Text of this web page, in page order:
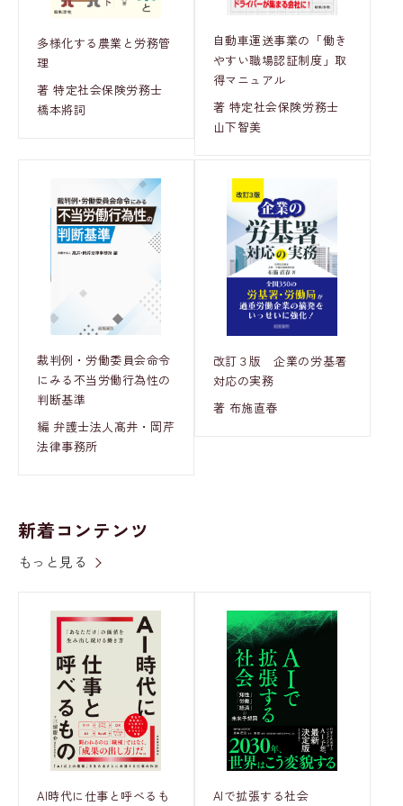
多様化する農業と労務管
理
著 特定社会保険労務士
橋本將詞
自動車運送事業の「働き
やすい職場認証制度」取
得マニュアル
著 特定社会保険労務士
山下智美
裁判例・労働委員会命令
にみる不当労働行為性の
判断基準
編 弁護士法人髙井・岡芹
法律事務所
改訂３版 企業の労基署
対応の実務
著 布施直春
新着コンテンツ
もっと見る
AI時代に仕事と呼べるも
AIで拡張する社会